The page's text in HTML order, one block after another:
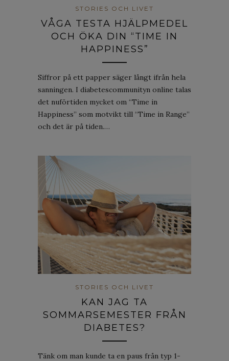
STORIES OCH LIVET
VÅGA TESTA HJÄLPMEDEL
OCH ÖKA DIN “TIME IN
HAPPINESS”
Siffror på ett papper säger långt ifrån hela
sanningen. I diabetescommunityn online talas
det nuförtiden mycket om “Time in
Happiness” som motvikt till “Time in Range”
och det är på tiden.…
STORIES OCH LIVET
KAN JAG TA
SOMMARSEMESTER FRÅN
DIABETES?
Tänk om man kunde ta en paus från typ 1-